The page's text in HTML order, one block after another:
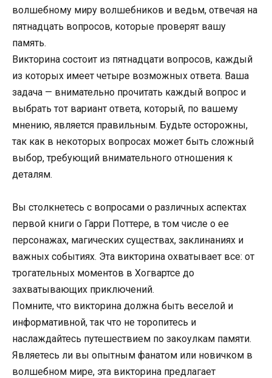
волшебному миру волшебников и ведьм, отвечая на
пятнадцать вопросов, которые проверят вашу
память.
Викторина состоит из пятнадцати вопросов, каждый
из которых имеет четыре возможных ответа. Ваша
задача — внимательно прочитать каждый вопрос и
выбрать тот вариант ответа, который, по вашему
мнению, является правильным. Будьте осторожны,
так как в некоторых вопросах может быть сложный
выбор, требующий внимательного отношения к
деталям.
Вы столкнетесь с вопросами о различных аспектах
первой книги о Гарри Поттере, в том числе о ее
персонажах, магических существах, заклинаниях и
важных событиях. Эта викторина охватывает все: от
трогательных моментов в Хогвартсе до
захватывающих приключений.
Помните, что викторина должна быть веселой и
информативной, так что не торопитесь и
наслаждайтесь путешествием по закоулкам памяти.
Являетесь ли вы опытным фанатом или новичком в
волшебном мире, эта викторина предлагает